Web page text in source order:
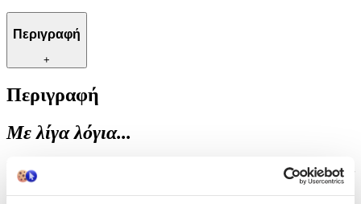
Περιγραφή
+
Περιγραφή
Με λίγα λόγια...
Η μπάλα της Sum Plast προσφέρει ατελείωτες ώρες διασκέδασης
και άσκησης στον αγαπημένο σας σκύλο. Κατασκευασμένη από
ανθεκτικά υλικά υψηλής ποιότητας, είναι ειδικά σχεδιασμένη να